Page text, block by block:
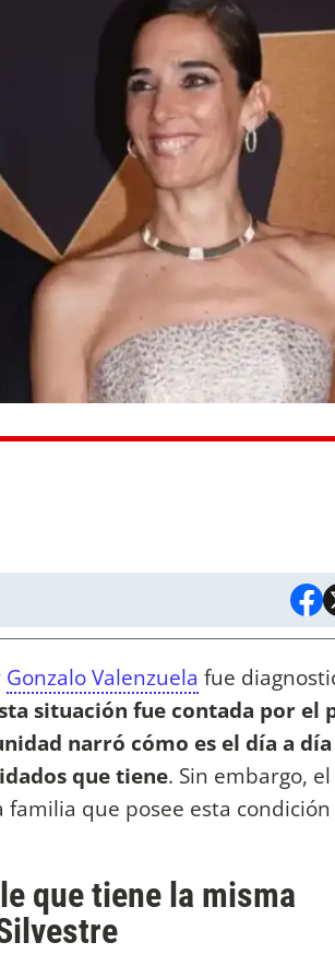
Gonzalo Valenzuela fue
situación fue contada por el
narró cómo es el día a
que tiene. Sin embargo,
que posee esta
que tiene la misma